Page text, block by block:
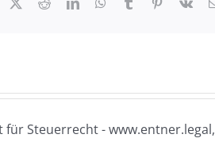
Steuerrecht - www.entner.legal,